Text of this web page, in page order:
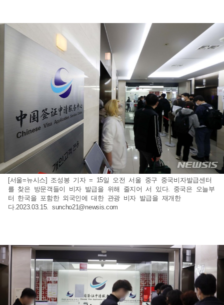
[서울=뉴시스] 조성봉 기자 = 15일 오전 서울 중구 중국비자발급센터
를 찾은 방문객들이 비자 발급을 위해 줄지어 서 있다. 중국은 오늘부
터 한국을 포함한 외국인에 대한 관광 비자 발급을 재개한
다.2023.03.15. suncho21@newsis.com